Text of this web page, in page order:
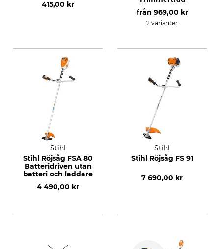
415,00 kr
från 969,00 kr
2 varianter
Stihl
Stihl Röjsåg FSA 80
Batteridriven utan
batteri och laddare
4 490,00 kr
Stihl
Stihl Röjsåg FS 91
7 690,00 kr